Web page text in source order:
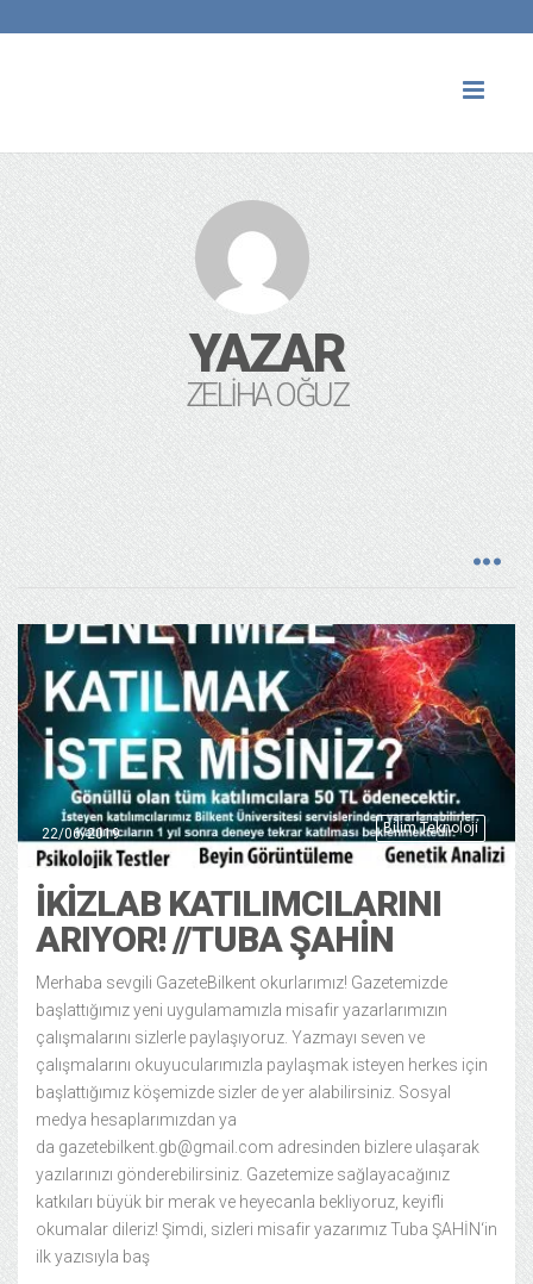
YAZAR
ZELIHA OĞUZ
Bilim Teknoloji
22/06/2019
İKIZLAB KATILIMCILARINI
ARIYOR! //TUBA ŞAHİN
Merhaba sevgili GazeteBilkent okurlarımız! Gazetemizde
başlattığımız yeni uygulamamızla misafir yazarlarımızın
çalışmalarını sizlerle paylaşıyoruz. Yazmayı seven ve
çalışmalarını okuyucularımızla paylaşmak isteyen herkes için
başlattığımız köşemizde sizler de yer alabilirsiniz. Sosyal
medya hesaplarımızdan ya
da gazetebilkent.gb@gmail.com adresinden bizlere ulaşarak
yazılarınızı gönderebilirsiniz. Gazetemize sağlayacağınız
katkıları büyük bir merak ve heyecanla bekliyoruz, keyifli
okumalar dileriz! Şimdi, sizleri misafir yazarımız Tuba ŞAHİN‘in
ilk yazısıyla baş